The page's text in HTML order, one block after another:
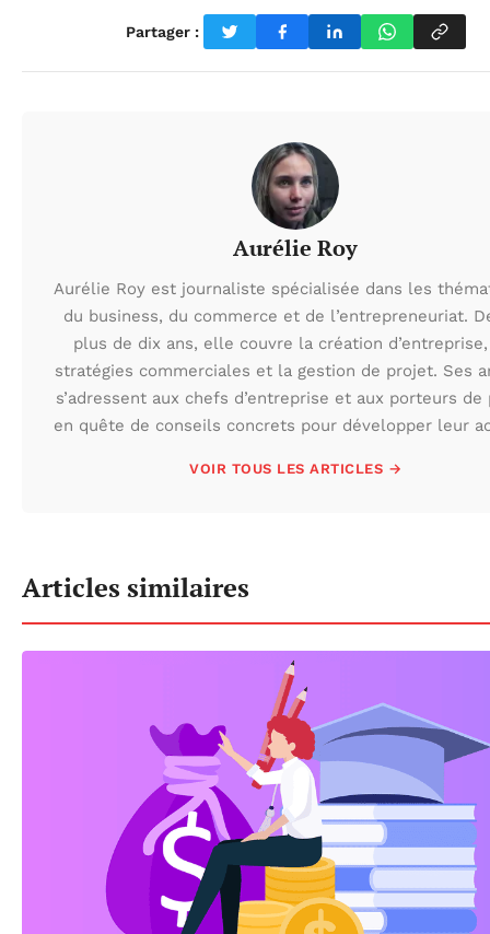
Partager :
Aurélie Roy
Aurélie Roy est journaliste spécialisée dans les
du business, du commerce et de l’entrepreneuriat.
plus de dix ans, elle couvre la création
stratégies commerciales et la gestion de projet. Ses
s’adressent aux chefs d’entreprise et aux porteurs de
en quête de conseils concrets pour développer leur
VOIR TOUS LES ARTICLES →
Articles similaires